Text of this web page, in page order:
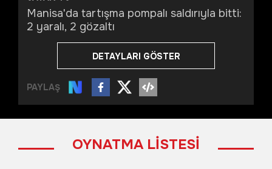
Manisa'da tartışma pompalı saldırıyla bitti:
2 yaralı, 2 gözaltı
DETAYLARI GÖSTER
PAYLAŞ
OYNATMA LİSTESİ